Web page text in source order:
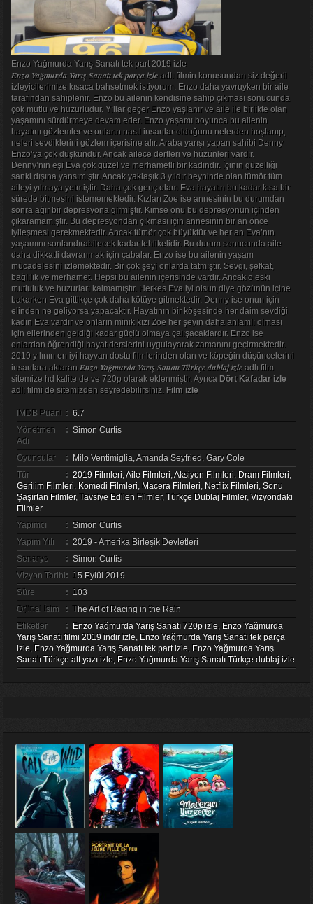
Enzo Yağmurda Yarış Sanatı tek part 2019 izle
Enzo Yağmurda Yarış Sanatı tek parça izleadlı filmin konusundan siz değerli
izleyicilerimize kısaca bahsetmek istiyorum. Enzo daha yavruyken bir aile
tarafından sahiplenir. Enzo bu ailenin kendisine sahip çıkması sonucunda
çok mutlu ve huzurludur. Yıllar geçer Enzo yaşlanır ve aile ile birlikte olan
yaşamını sürdürmeye devam eder. Enzo yaşamı boyunca bu ailenin
hayatını gözlemler ve onların nasıl insanlar olduğunu nelerden hoşlanıp,
neleri sevdiklerini gözlem içerisine alır. Araba yarışı yapan sahibi Denny
Enzo’ya çok düşkündür. Ancak ailece dertleri ve hüzünleri vardır.
Denny’nin eşi Eva çok güzel ve merhametli bir kadındır. İçinin güzelliği
sanki dışına yansımıştır. Ancak yaklaşık 3 yıldır beyninde olan tümör tüm
aileyi yılmaya yetmiştir. Daha çok genç olam Eva hayatın bu kadar kısa bir
sürede bitmesini istememektedir. Kızları Zoe ise annesinin bu durumdan
sonra ağır bir depresyona girmiştir. Kimse onu bu depresyonun içinden
çıkaramamıştır. Bu depresyondan çıkması için annesinin bir an önce
iyileşmesi gerekmektedir. Ancak tümör çok büyüktür ve her an Eva’nın
yaşamını sonlandırabilecek kadar tehlikelidir. Bu durum sonucunda aile
daha dikkatli davranmak için çabalar. Enzo ise bu ailenin yaşam
mücadelesini izlemektedir. Bir çok şeyi onlarda tatmıştır. Sevgi, şefkat,
bağlılık ve merhamet. Hepsi bu ailenin içerisinde vardır. Ancak o eski
mutluluk ve huzurları kalmamıştır. Herkes Eva iyi olsun diye gözünün içine
bakarken Eva gittikçe çok daha kötüye gitmektedir. Denny ise onun için
elinden ne geliyorsa yapacaktır. Hayatının bir köşesinde her daim sevdiği
kadın Eva vardır ve onların minik kızı Zoe her şeyin daha anlamlı olması
için ellerinden geldiği kadar güçlü olmaya çalışacaklardır. Enzo ise
onlardan öğrendiği hayat derslerini uygulayarak zamanını geçirmektedir.
2019 yılının en iyi hayvan dostu filmlerinden olan ve köpeğin düşüncelerini
insanlara aktaran Enzo Yağmurda Yarış Sanatı Türkçe dublaj izleadlı film
sitemize hd kalite de ve 720p olarak eklenmiştir. Ayrıca Dört Kafadar izle
adlı filmi de sitemizden seyredebilirsiniz. Film izle
IMDB Puanı : 6.7
Yönetmen
Adı
: Simon Curtis
Oyuncular : Milo Ventimiglia, Amanda Seyfried, Gary Cole
Tür
: 2019 Filmleri,Aile Filmleri,Aksiyon Filmleri, Dram Filmleri,
Gerilim Filmleri, Komedi Filmleri, Macera Filmleri, Netflix Filmleri, Sonu
Şaşırtan Filmler, Tavsiye Edilen Filmler, Türkçe Dublaj Filmler, Vizyondaki
Filmler
Yapımcı
: Simon Curtis
Yapım Yılı
: 2019 - Amerika Birleşik Devletleri
Senaryo
: Simon Curtis
Vizyon Tarihi: 15 Eylül 2019
Süre
: 103
Orjinal İsim
: The Art of Racing in the Rain
Etiketler
: Enzo Yağmurda Yarış Sanatı 720p izle, Enzo Yağmurda
Yarış Sanatı filmi 2019 indir izle, Enzo Yağmurda Yarış Sanatı tek parça
izle, Enzo Yağmurda Yarış Sanatı tek part izle, Enzo Yağmurda Yarış
Sanatı Türkçe alt yazı izle, Enzo Yağmurda Yarış Sanatı Türkçe dublaj izle